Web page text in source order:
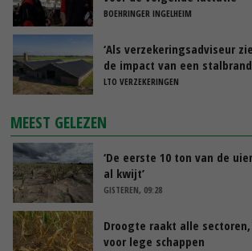
BOEHRINGER INGELHEIM
‘Als verzekeringsadviseur
de impact van een
LTO VERZEKERINGEN
MEEST GELEZEN
‘De eerste 10 ton van de
al kwijt’
GISTEREN, 09:28
Droogte raakt alle sectoren,
voor lege schappen